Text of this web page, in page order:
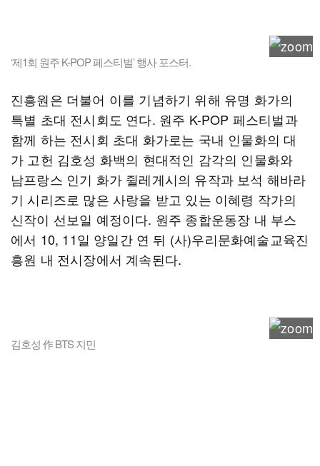
​‘제1회 원주 K-POP 페스티벌’ 행사 포스터.
진흥원은 더불어 이를 기념하기 위해 유명 화가의
특별 초대 전시회도 연다. 원주 K-POP 페스티벌과
함께 하는 전시회 초대 화가로는 국내 인물화의 대
가 고헌 김호성 화백의 현대적인 감각의 인물화와
남프랑스 인기 화가 쥘레게시의 유작과 보석 해바라
기 시리즈로 많은 사랑을 받고 있는 이혜령 작가의
신작이 선보일 예정이다. 원주 종합운동장 내 부스
에서 10, 11일 양일간 연 뒤 (사)우리문화예술교육진
흥원 내 전시장에서 계속된다.
김호성 作 BTS 지민